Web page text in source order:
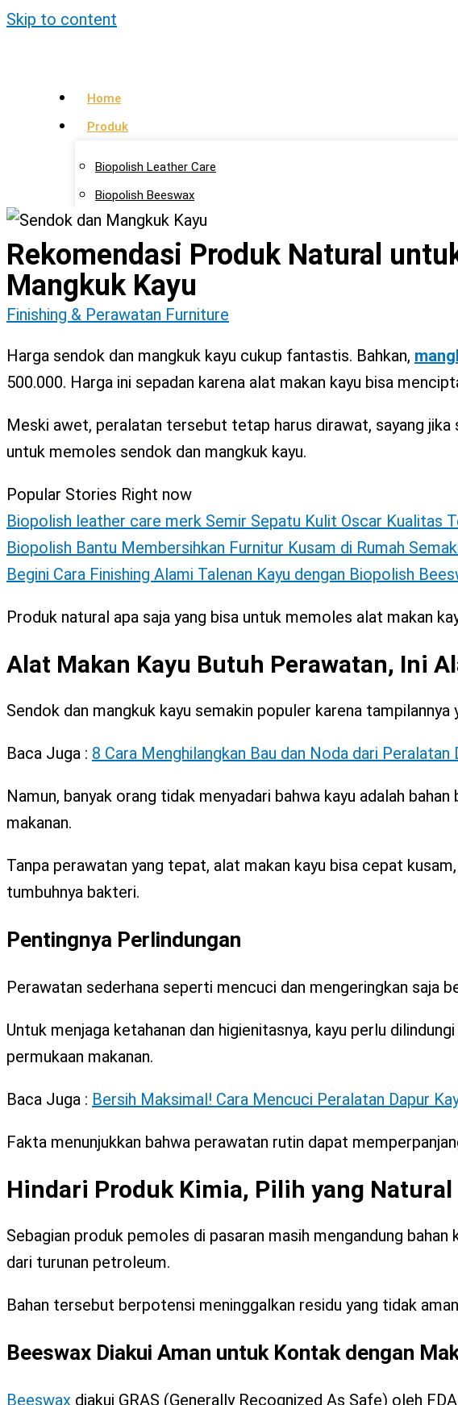
Skip to content
Home
Produk
Biopolish Leather Care
Biopolish Beeswax
Biopolish Natural Oil
Artikel
Lokasi Agen
Kontak Kami
Rekomendasi Produk Natural
Mangkuk Kayu
Finishing & Perawatan Furniture
Harga sendok dan mangkuk kayu cukup fantastis. Bahkan,
500.000. Harga ini sepadan karena alat makan kayu bisa
Meski awet, peralatan tersebut tetap harus dirawat, sayang jika
untuk memoles sendok dan mangkuk kayu.
Popular Stories Right now
Biopolish leather care merk Semir Sepatu Kulit Oscar Kualitas
Biopolish Bantu Membersihkan Furnitur Kusam di Rumah
Begini Cara Finishing Alami Talenan Kayu dengan Biopolish
Produk natural apa saja yang bisa untuk memoles alat makan
Alat Makan Kayu Butuh Perawatan, Ini
Sendok dan mangkuk kayu semakin populer karena tampilannya
Baca Juga : 8 Cara Menghilangkan Bau dan Noda dari Peralatan
Namun, banyak orang tidak menyadari bahwa kayu adalah
makanan.
Tanpa perawatan yang tepat, alat makan kayu bisa cepat
tumbuhnya bakteri.
Pentingnya Perlindungan
Perawatan sederhana seperti mencuci dan mengeringkan saja
Untuk menjaga ketahanan dan higienitasnya, kayu perlu
permukaan makanan.
Baca Juga : Bersih Maksimal! Cara Mencuci Peralatan Dapur
Fakta menunjukkan bahwa perawatan rutin dapat
Hindari Produk Kimia, Pilih yang Natural
Sebagian produk pemoles di pasaran masih mengandung
dari turunan petroleum.
Bahan tersebut berpotensi meninggalkan residu yang tidak
Beeswax Diakui Aman untuk Kontak dengan
Beeswax diakui GRAS (Generally Recognized As Safe) oleh